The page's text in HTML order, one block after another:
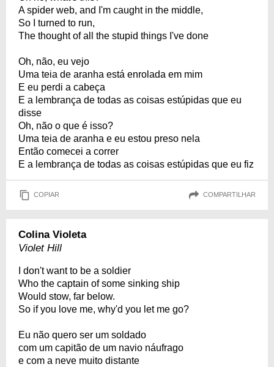
A spider web, and I'm caught in the middle,
So I turned to run,
The thought of all the stupid things I've done
Oh, não, eu vejo
Uma teia de aranha está enrolada em mim
E eu perdi a cabeça
E a lembrança de todas as coisas estúpidas que eu
disse
Oh, não o que é isso?
Uma teia de aranha e eu estou preso nela
Então comecei a correr
E a lembrança de todas as coisas estúpidas que eu fiz
COPIAR COMPARTILHAR
Colina Violeta
Violet Hill
I don't want to be a soldier
Who the captain of some sinking ship
Would stow, far below.
So if you love me, why'd you let me go?
Eu não quero ser um soldado
com um capitão de um navio náufrago
e com a neve muito distante